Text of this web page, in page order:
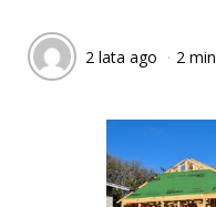
2 lata ago 2 min